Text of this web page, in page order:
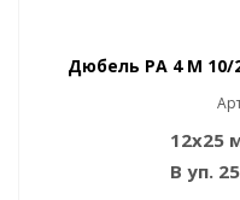
Дюбель PA 4 M 10/
12x25
В уп.